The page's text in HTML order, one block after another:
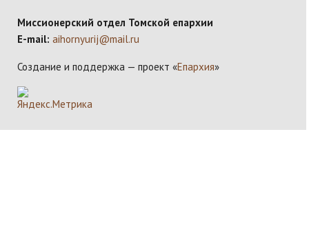
Миссионерский отдел Томской епархии
E-mail: aihornyurij@mail.ru
Создание и поддержка — проект «Епархия»